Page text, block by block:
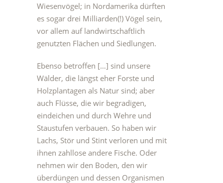
Wiesenvögel; in Nordamerika dürften
es sogar drei Milliarden(!) Vögel sein,
vor allem auf landwirtschaftlich
genutzten Flächen und Siedlungen.
Ebenso betroffen […] sind unsere
Wälder, die längst eher Forste und
Holzplantagen als Natur sind; aber
auch Flüsse, die wir begradigen,
eindeichen und durch Wehre und
Staustufen verbauen. So haben wir
Lachs, Stör und Stint verloren und mit
ihnen zahllose andere Fische. Oder
nehmen wir den Boden, den wir
überdüngen und dessen Organismen